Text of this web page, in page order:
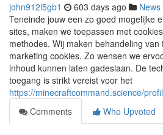
john912l5gb1 603 days ago News
Teneinde jouw een zo goed mogelijke
sites, maken we toepassen met
methodes. Wij maken behandeling
marketing cookies. Zo wensen we
inhoud kunnen laten gadeslaan. De
toegang is strikt vereist voor het
https://minecraftcommand.science/
Comments
Who Upvoted